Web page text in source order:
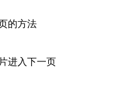
的方法
进入下一页